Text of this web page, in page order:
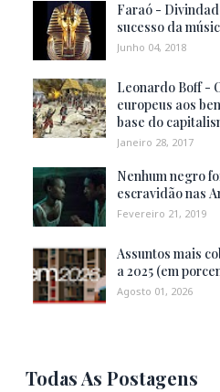
Faraó -
sucesso da
Junho 04, 2018
Leonardo Boff -
europeus aos
base do
Janeiro 28, 2017
Nenhum negro
escravidão nas
Fevereiro 21, 2019
Assuntos mais
a 2025 (em
Agosto 01, 2026
Todas As Postagens